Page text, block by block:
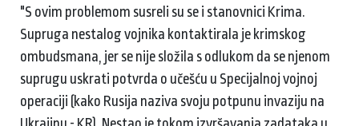
"S ovim problemom susreli su se i stanovnici Krima.
Supruga nestalog vojnika kontaktirala je krimskog
ombudsmana, jer se nije složila s odlukom da se njenom
suprugu uskrati potvrda o učešću u Specijalnoj vojnoj
operaciji (kako Rusija naziva svoju potpunu invaziju na